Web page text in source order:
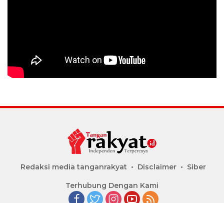
Redaksi media tanganrakyat Disclaimer Siber
Terhubung Dengan Kami